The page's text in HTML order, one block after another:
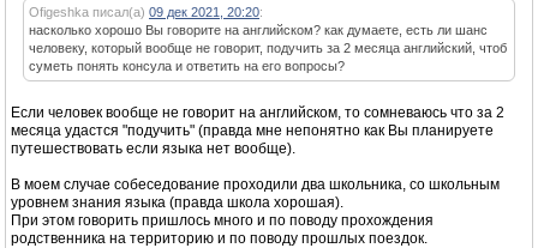
Ofigeshka писал(а) 09 дек 2021, 20:20:
насколько хорошо Вы говорите на английском? как думаете, есть ли шанс
человеку, который вообще не говорит, подучить за 2 месяца английский, чтоб
суметь понять консула и ответить на его вопросы?
Если человек вообще не говорит на английском, то сомневаюсь что за 2
месяца удастся "подучить" (правда мне непонятно как Вы планируете
путешествовать если языка нет вообще).
В моем случае собеседование проходили два школьника, со школьным
уровнем знания языка (правда школа хорошая).
При этом говорить пришлось много и по поводу прохождения
родственника на территорию и по поводу прошлых поездок.